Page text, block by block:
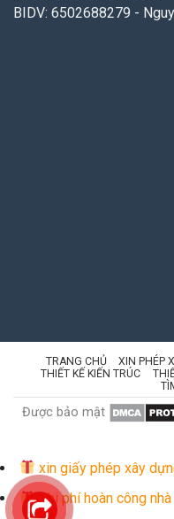
BIDV: 6502688279 -
TRANG CHỦ XIN PHÉP
THIẾT KẾ KIẾN TRÚC
Được bảo mật
xin giấy phép xây
Chi phí hoàn công